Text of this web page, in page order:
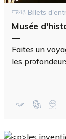
Billets
Musée
—
Faites un
les